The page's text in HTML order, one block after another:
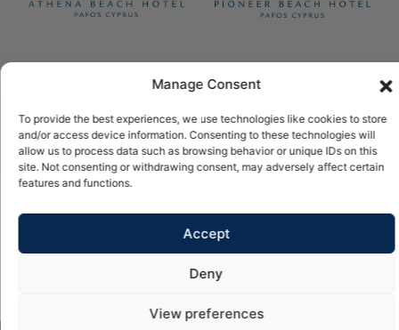
Manage Consent
To provide the best experiences, we use technologies like cookies to store
and/or access device information. Consenting to these technologies will
allow us to process data such as browsing behavior or unique IDs on this
site. Not consenting or withdrawing consent, may adversely affect certain
features and functions.
Accept
Deny
View preferences
© 2026 Constantinou Bros Hotels Ltd. All rights reserved.